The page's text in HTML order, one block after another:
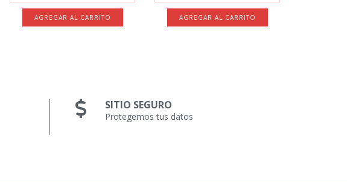
SITIO SEGURO
Protegemos tus datos